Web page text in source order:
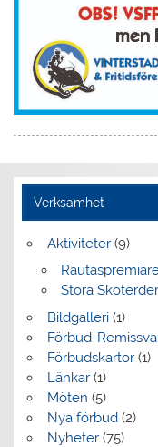
Verksamhet
Aktiviteter(9)
Stora
Bildgalleri(1)
Förbud-
Förbudskartor(1)
Länkar(1)
Möten (5)
Nya förbud(2)
Nyheter(75)